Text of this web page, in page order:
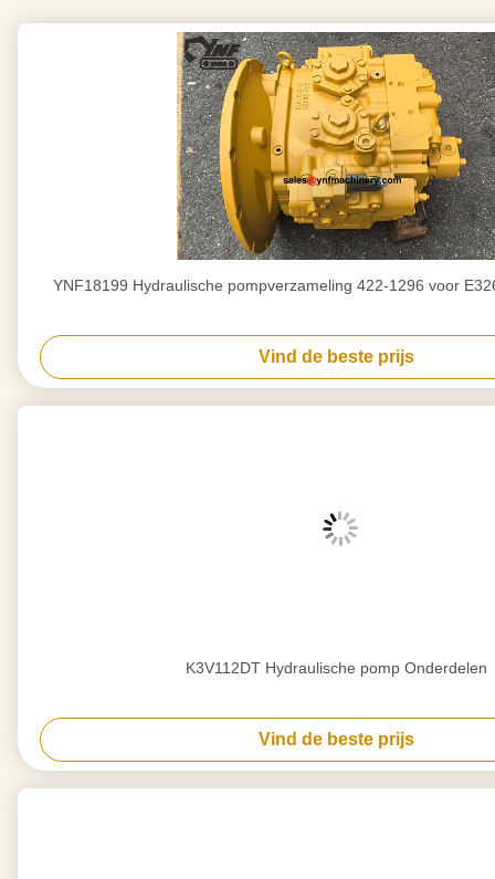
YNF18199 Hydraulische pompverzameling 422-1296 voor
Vind de beste prijs
K3V112DT Hydraulische pomp Onderdelen
Vind de beste prijs